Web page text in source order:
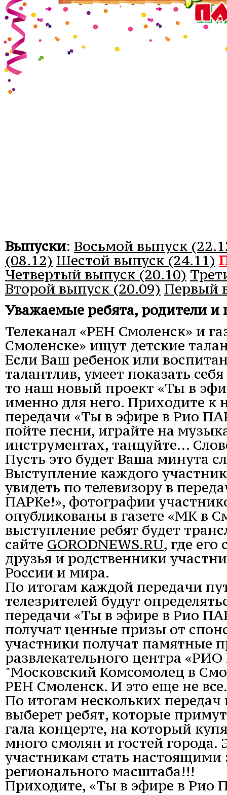
Выпуски: Восьмой выпуск
(08.12) Шестой выпуск (24.11)
Четвертый выпуск (20.10)
Второй выпуск (20.09) Первый
Уважаемые ребята, родители и
Телеканал «РЕН Смоленск» и
Смоленске» ищут детские
Если Ваш ребенок или
талантлив, умеет показать
то наш новый проект «Ты в
именно для него. Приходите к
передачи «Ты в эфире в Рио
пойте песни, играйте на
инструментах, танцуйте...
Пусть это будет Ваша минута
Выступление каждого
увидеть по телевизору в
ПАРКе!», фотографии
опубликованы в газете «МК в
выступление ребят будет
сайте GORODNEWS.RU, где его
друзья и родственники
России и мира.
По итогам каждой передачи
телезрителей будут
передачи «Ты в эфире в Рио
получат ценные призы от
участники получат памятные
развлекательного центра
"Московский Комсомолец в
РЕН Смоленск. И это еще не все.
По итогам нескольких
выберет ребят, которые
гала концерте, на который
много смолян и гостей
участникам стать настоящими
регионального масштаба!!!
Приходите, «Ты в эфире в Рио